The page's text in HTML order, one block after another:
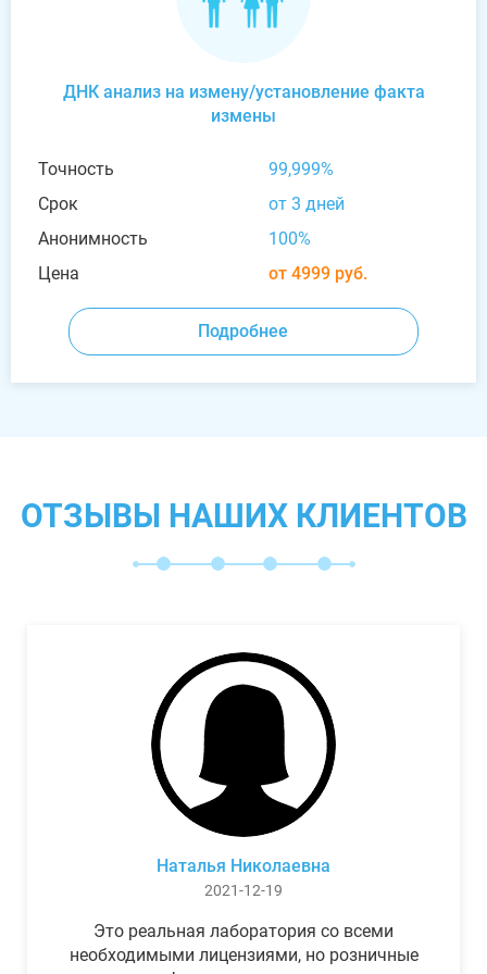
ДНК анализ на измену/установление факта
измены
Точность
99,999%
Срок
от 3 дней
Анонимность
100%
Цена
от 4999 руб.
Подробнее
ОТЗЫВЫ НАШИХ КЛИЕНТОВ
Наталья Николаевна
2021-12-19
Это реальная лаборатория со всеми
необходимыми лицензиями, но розничные